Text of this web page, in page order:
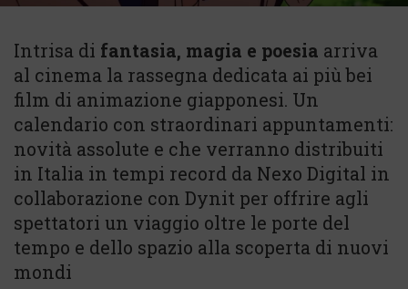
Intrisa di fantasia, magia e poesia arriva
al cinema la rassegna dedicata ai più bei
film di animazione giapponesi. Un
calendario con straordinari appuntamenti:
novità assolute e che verranno distribuiti
in Italia in tempi record da Nexo Digital in
collaborazione con Dynit per offrire agli
spettatori un viaggio oltre le porte del
tempo e dello spazio alla scoperta di nuovi
mondi